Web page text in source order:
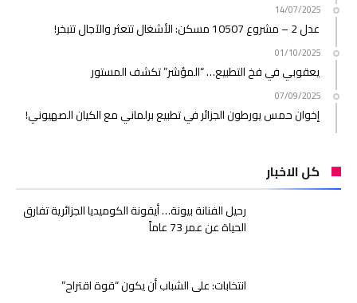
14/07/2025
عدل 2 – مشروع 10507 مسكن: الأشغال تتعثر والآجال تتبخر!
01/10/2025
يعقوبي في فخ التطبيع… “المؤشر” تكشف المستور
07/09/2025
إخوان حمس يورطون الجزائر في تطبيع برلماني مع الكيان الصهيوني!
كل الاخبار
رحيل الفنانة بيونة… أيقونة الكوميديا الجزائرية تفارق
الحياة عن عمر 73 عاماً
انتخابات: على الشباب أن يكون “قوة اقتراح”